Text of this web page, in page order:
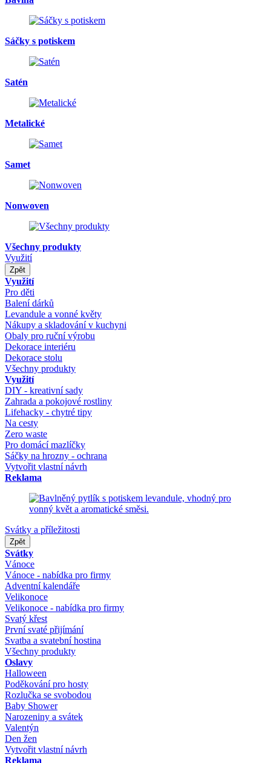
Sáčky s potiskem
Satén
Metalické
Samet
Nonwoven
Všechny produkty
Využití
Zpět
Využití
Pro děti
Balení dárků
Levandule a vonné květy
Nákupy a skladování v kuchyni
Obaly pro ruční výrobu
Dekorace interiéru
Dekorace stolu
Všechny produkty
Využití
DIY - kreativní sady
Zahrada a pokojové rostliny
Lifehacky - chytré tipy
Na cesty
Zero waste
Pro domácí mazlíčky
Sáčky na hrozny - ochrana
Vytvořit vlastní návrh
Reklama
Svátky a příležitosti
Zpět
Svátky
Vánoce
Vánoce - nabídka pro firmy
Adventní kalendáře
Velikonoce
Velikonoce - nabídka pro firmy
Svatý křest
První svaté přijímání
Svatba a svatební hostina
Všechny produkty
Oslavy
Halloween
Poděkování pro hosty
Rozlučka se svobodou
Baby Shower
Narozeniny a svátek
Valentýn
Den žen
Vytvořit vlastní návrh
Reklama